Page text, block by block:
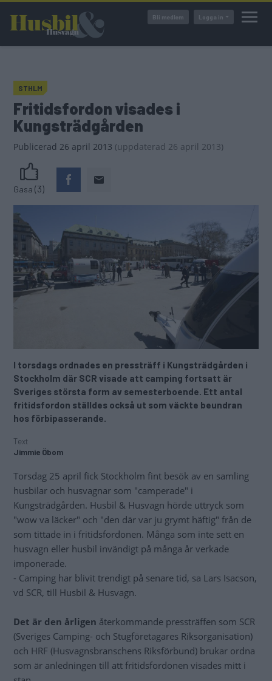
huvudinnehåll
Bli medlem Logga in
STHLM
Fritidsfordon visades i
Kungsträdgården
Publicerad 26 april 2013 (uppdaterad 26 april 2013)
Gasa (3)
I torsdags ordnades en pressträff i Kungsträdgården i
Stockholm där SCR visade att camping fortsatt är
Sveriges största form av semesterboende. Ett antal
fritidsfordon ställdes också ut som väckte beundran
hos förbipasserande.
Text
Jimmie Öbom
Torsdag 25 april fick Stockholm fint besök av en samling
husbilar och husvagnar som "camperade" i
Kungsträdgården. Husbil & Husvagn hörde uttryck som
"wow va läcker" och "den där var ju grymt häftig" från de
som tittade in i fritidsfordonen. Många som inte sett en
husvagn eller husbil invändigt på många år verkade
imponerade.
- Camping har blivit trendigt på senare tid, sa Lars Isacson,
vd SCR, till Husbil & Husvagn.
Det är den årligen återkommande pressträffen som SCR
(Sveriges Camping- och Stugföretagares Riksorganisation)
och HRF (Husvagnsbranschens Riksförbund) brukar ordna
som är anledningen till att fritidsfordonen visades mitt i